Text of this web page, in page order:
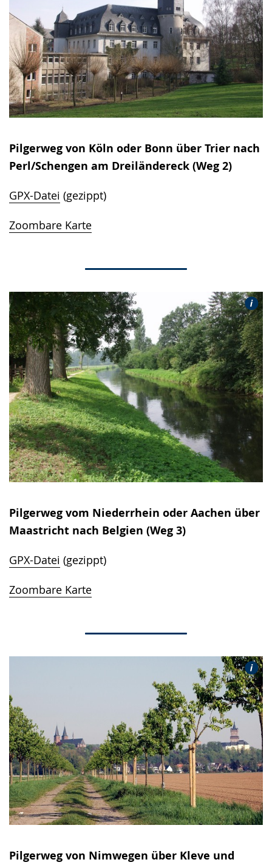
Pilgerweg von Köln oder Bonn über Trier nach
Perl/Schengen am Dreiländereck (Weg 2)
GPX-Datei (gezippt)
Zoombare Karte
Pilgerweg vom Niederrhein oder Aachen über
Maastricht nach Belgien (Weg 3)
GPX-Datei (gezippt)
Zoombare Karte
Pilgerweg von Nimwegen über Kleve und